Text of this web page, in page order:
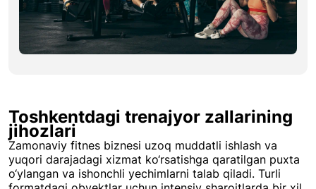
Toshkentdagi trenajyor zallarining
jihozlari
Zamonaviy fitnes biznesi uzoq muddatli ishlash va
yuqori darajadagi xizmat ko‘rsatishga qaratilgan puxta
o‘ylangan va ishonchli yechimlarni talab qiladi. Turli